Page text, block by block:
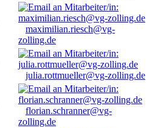
maximilian.riesch@vg-
zolling.de
julia.rottmueller@vg-zolling.de
florian.schranner@vg-
zolling.de